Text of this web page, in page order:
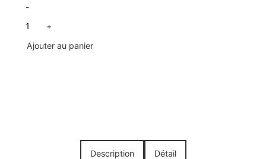
-
+
Ajouter au panier
Description Détail